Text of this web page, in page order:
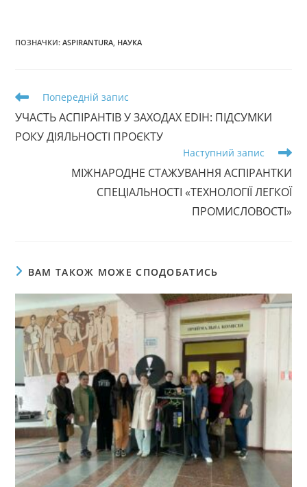
ПОЗНАЧКИ:ASPIRANTURA НАУКА
Прочитати
статей
Попередній запис
УЧАСТЬ АСПІРАНТІВ У ЗАХОДАХ EDIH: ПІДСУМКИ
РОКУ ДІЯЛЬНОСТІ ПРОЄКТУ
Наступний запис
МІЖНАРОДНЕ СТАЖУВАННЯ АСПІРАНТКИ
СПЕЦІАЛЬНОСТІ «ТЕХНОЛОГІЇ ЛЕГКОЇ
ПРОМИСЛОВОСТІ»
ВАМ ТАКОЖ МОЖЕ СПОДОБАТИСЬ